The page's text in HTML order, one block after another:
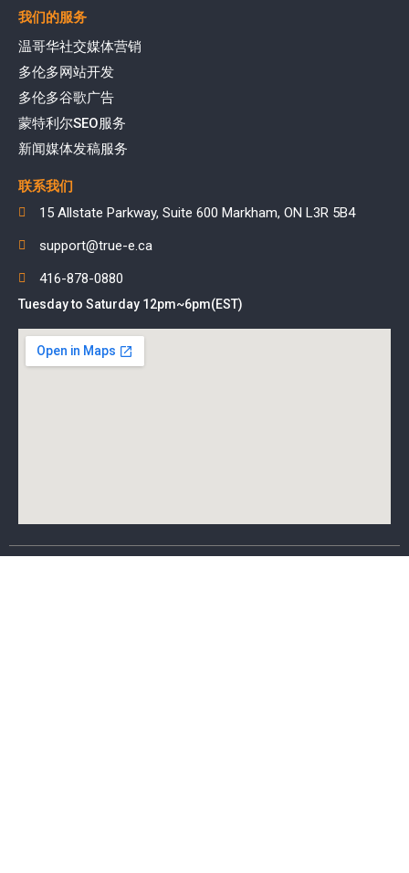
我们的服务
温哥华社交媒体营销
多伦多网站开发
多伦多谷歌广告
蒙特利尔SEO服务
新闻媒体发稿服务
联系我们
15 Allstate Parkway, Suite 600 Markham, ON L3R 5B4
support@true-e.ca
416-878-0880
Tuesday to Saturday 12pm~6pm(EST)